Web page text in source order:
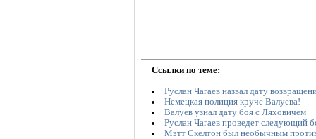
Ссылки по теме:
Руслан Чагаев назвал дату
Немецкая полиция круче Валуева!
Валуев узнал дату боя с Ляховичем
Руслан Чагаев проведет следующий
Мэтт Скелтон был необычным